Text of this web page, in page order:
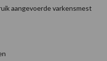
aangevoerde varkensmest